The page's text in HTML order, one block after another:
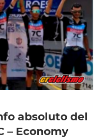
absoluto del
– Economy